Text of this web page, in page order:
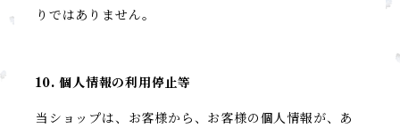
りではありません。
10. 個人情報の利用停止等
当ショップは、お客様から、お客様の個人情報が、あ